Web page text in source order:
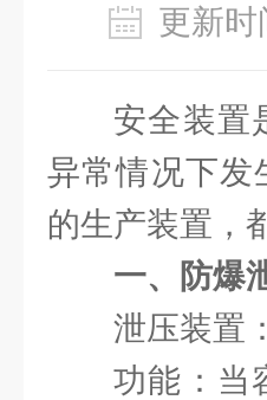
更新
安全装置
异常情况下发
的生产装置，
一、防爆
泄压装置
功能：当